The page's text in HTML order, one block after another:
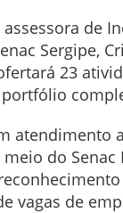
de
Sergipe,
23
atendimento
do Senac
vagas de